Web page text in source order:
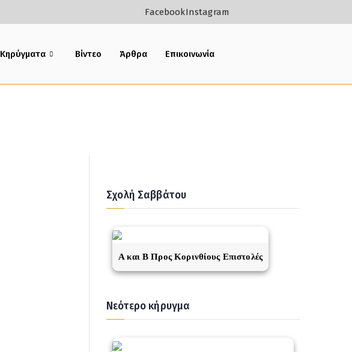
FacebookInstagram
Κηρύγματα Bίντεο Άρθρα Επικοινωνία
Σχολή Σαββάτου
A και Β Προς Κορινθίους Επιστολές
Νεότερο κήρυγμα